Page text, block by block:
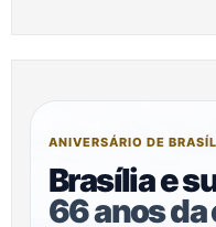
ANIVERSÁRIO DE
Brasília e
66 anos